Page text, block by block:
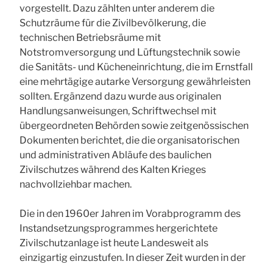
vorgestellt. Dazu zählten unter anderem die
Schutzräume für die Zivilbevölkerung, die
technischen Betriebsräume mit
Notstromversorgung und Lüftungstechnik sowie
die Sanitäts- und Kücheneinrichtung, die im Ernstfall
eine mehrtägige autarke Versorgung gewährleisten
sollten. Ergänzend dazu wurde aus originalen
Handlungsanweisungen, Schriftwechsel mit
übergeordneten Behörden sowie zeitgenössischen
Dokumenten berichtet, die die organisatorischen
und administrativen Abläufe des baulichen
Zivilschutzes während des Kalten Krieges
nachvollziehbar machen.
Die in den 1960er Jahren im Vorabprogramm des
Instandsetzungsprogrammes hergerichtete
Zivilschutzanlage ist heute Landesweit als
einzigartig einzustufen. In dieser Zeit wurden in der